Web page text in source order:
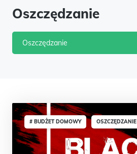
Oszczędzanie
Oszczędzanie
# BUDŻET DOMOWY OSZCZĘDZANIE